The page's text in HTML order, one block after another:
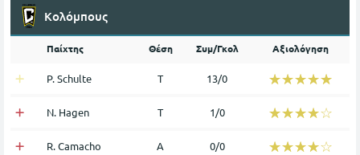
Κολόμπους
Παίχτης Θέση Συμ/Γκολ Αξιολόγηση
P. Schulte Τ 13/0 ☆☆☆☆☆
★★★★★
N. Hagen Τ 1/0 ☆☆☆☆☆
★★★★★
R. Camacho Α 0/0 ☆☆☆☆☆
★★★★★